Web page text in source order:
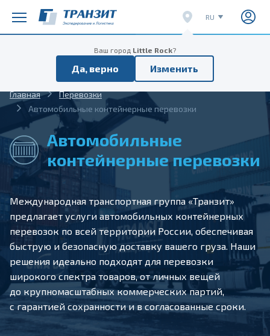
Ваш город Little Rock?
Да, верно Изменить
RU
EN
Расписание поездов Расписание
Главная
Перевозки
Автомобильные контейнерные перевозки
Автомобильные
контейнерные перевозки
Международная транспортная группа «Транзит»
предлагает услуги автомобильных контейнерных
перевозок по всей территории России, обеспечивая
быструю и безопасную доставку вашего груза. Наши
решения идеально подходят для перевозки
широкого спектра товаров, от личных вещей
до крупномасштабных коммерческих партий,
с гарантией сохранности и в согласованные сроки.